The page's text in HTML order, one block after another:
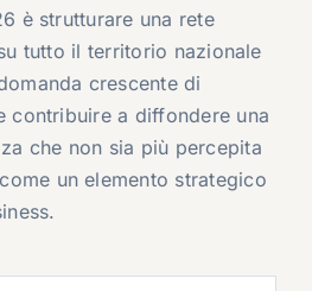
è strutturare una rete
tutto il territorio nazionale
crescente di
contribuire a diffondere una
che non sia più percepita
un elemento strategico